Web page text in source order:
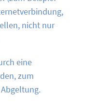
nicht nur
eine
zum